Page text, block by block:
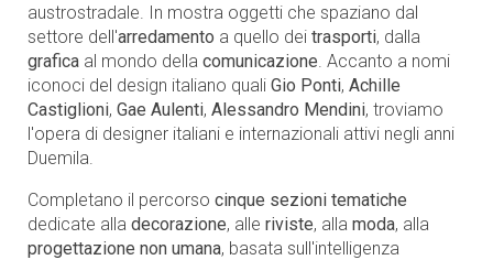
austrostradale. In mostra oggetti che spaziano dal
settore dell'arredamento a quello dei trasporti, dalla
grafica al mondo della comunicazione . Accanto a nomi
iconoci del design italiano quali Gio Ponti, Achille
Castiglioni, Gae Aulenti, Alessandro Mendini, troviamo
l'opera di designer italiani e internazionali attivi negli anni
Duemila.
Completano il percorso cinque sezioni tematiche
dedicate alla decorazione, alle riviste, alla moda, alla
progettazione non umana, basata sull'intelligenza